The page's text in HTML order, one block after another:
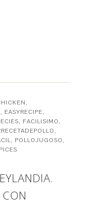
,
, EASYRECIPE,
, FACILISIMO,
,
, POLLOJUGOSO,